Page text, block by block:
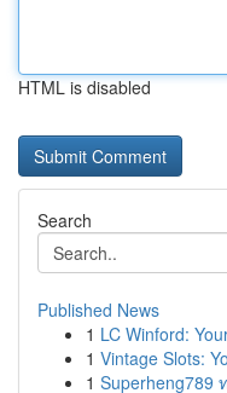
HTML is disabled
Search
Published News
1 LC Winford:
1 Vintage Slots:
1 Superheng789